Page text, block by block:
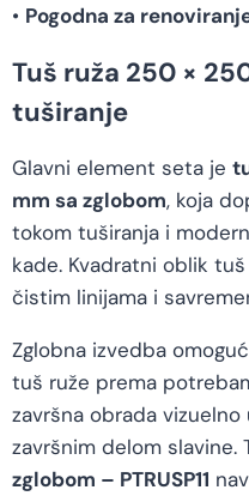
• Pogodna za
Tuš ruža 250 ×
tuširanje
Glavni element seta je
mm sa zglobom, koja
tokom tuširanja i
kade. Kvadratni oblik
čistim linijama i
Zglobna izvedba
tuš ruže prema
završna obrada
završnim delom slavine.
zglobom – PTRUSP11